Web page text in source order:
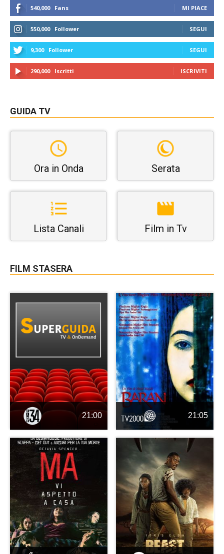
540,000 Fans MI PIACE
550,000 Follower SEGUI
9,300 Follower SEGUI
290,000 Iscritti ISCRIVITI
GUIDA TV
Ora in Onda Serata
Lista Canali Film in Tv
FILM STASERA
21:00 21:05